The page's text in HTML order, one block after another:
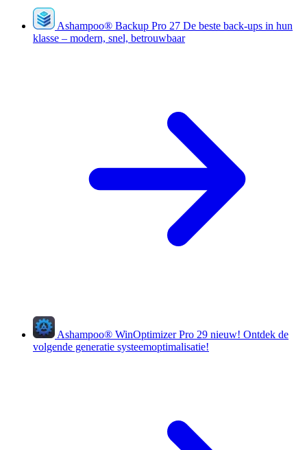
Ashampoo® Backup Pro 27 De beste back-ups in hun
klasse – modern, snel, betrouwbaar
Ashampoo® WinOptimizer Pro 29 nieuw! Ontdek de
volgende generatie systeemoptimalisatie!